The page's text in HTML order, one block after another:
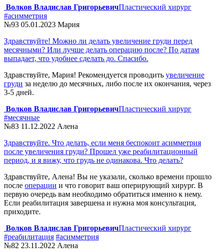
Волков Владислав ГригорьевичПластический хирург
#асимметрия
№93 05.01.2023 Мария
Здравствуйте! Можно ли делать увеличение груди перед
месячными? Или лучше делать операцию после? По датам
выпадает, что удобнее сделать до. Спасибо.
Здравствуйте, Мария! Рекомендуется проводить увеличение
груди за неделю до месячных, либо после их окончания, через
3-5 дней.
Волков Владислав ГригорьевичПластический хирург
#месячные
№83 11.12.2022 Алена
Здравствуйте. Что делать, если меня беспокоит асимметрия
после увеличения груди? Прошел уже реабилитационный
период, и я вижу, что грудь не одинакова. Что делать?
Здравствуйте, Алена! Вы не указали, сколько времени прошло
после операции и что говорит ваш оперирующий хирург. В
первую очередь вам необходимо обратиться именно к нему.
Если реабилитация завершена и нужна моя консультация,
приходите.
Волков Владислав ГригорьевичПластический хирург
#реабилитация #асимметрия
№82 23.11.2022 Алена